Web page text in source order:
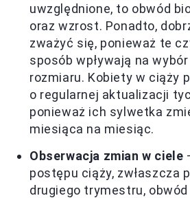
uwzględnione, to obwód
oraz wzrost. Ponadto,
zważyć się, ponieważ te
sposób wpływają na
rozmiaru. Kobiety w ciąży
o regularnej aktualizacji
ponieważ ich sylwetka
miesiąca na miesiąc.
Obserwacja zmian w ciele
postępu ciąży, zwłaszcza
drugiego trymestru,